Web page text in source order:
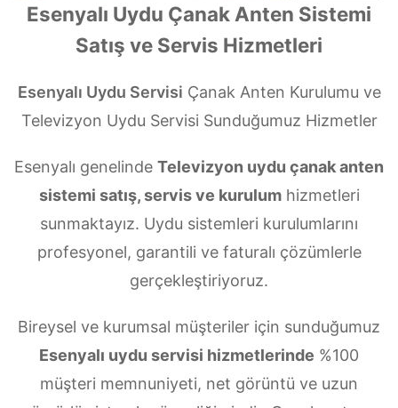
Esenyalı Uydu Çanak Anten Sistemi
Satış ve Servis Hizmetleri
Esenyalı Uydu Servisi Çanak Anten Kurulumu ve
Televizyon Uydu Servisi Sunduğumuz Hizmetler
Esenyalı genelinde Televizyon uydu çanak anten
sistemi satış, servis ve kurulumhizmetleri
sunmaktayız. Uydu sistemleri kurulumlarını
profesyonel, garantili ve faturalı çözümlerle
gerçekleştiriyoruz.
Bireysel ve kurumsal müşteriler için sunduğumuz
Esenyalı uydu servisi hizmetlerinde %100
müşteri memnuniyeti, net görüntü ve uzun